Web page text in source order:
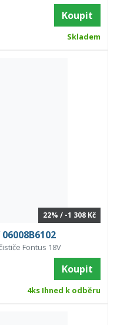
Koupit
Skladem
22% / -1 308 Kč
Fontus 18V
Koupit
4ks Ihned k odběru